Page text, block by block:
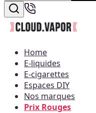
Home
E-liquides
E-cigarettes
Espaces DIY
Nos marques
Prix Rouges